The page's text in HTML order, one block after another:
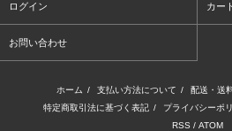
ログイン カー
お問い合わせ
ホーム / 支払い方法について / 配送・送
特定商取引法に基づく表記 / プライバシーポ
RSS / ATOM